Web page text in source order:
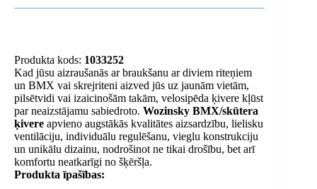
Produkta kods: 1033252
Kad jūsu aizraušanās ar braukšanu ar diviem riteņiem
un BMX vai skrejriteni aizved jūs uz jaunām vietām,
pilsētvidi vai izaicinošām takām, velosipēda ķivere kļūst
par neaizstājamu sabiedroto. Wozinsky BMX/skūtera
ķivere apvieno augstākās kvalitātes aizsardzību, lielisku
ventilāciju, individuālu regulēšanu, vieglu konstrukciju
un unikālu dizainu, nodrošinot ne tikai drošību, bet arī
komfortu neatkarīgi no šķēršļa.
Produkta īpašības: